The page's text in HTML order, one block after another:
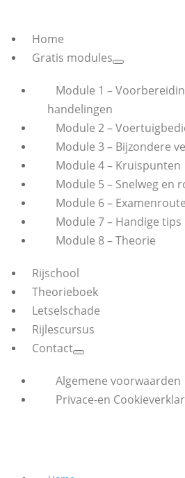
Home
Gratis modules
Module 1 –
handelingen
Module 2 –
Module 3 – Bijzondere
Module 4 – Kruispunten
Module 5 – Snelweg en
Module 6 –
Module 7 – Handige tips
Module 8 – Theorie
Rijschool
Theorieboek
Letselschade
Rijlescursus
Contact
Algemene voorwaarden
Privace-en